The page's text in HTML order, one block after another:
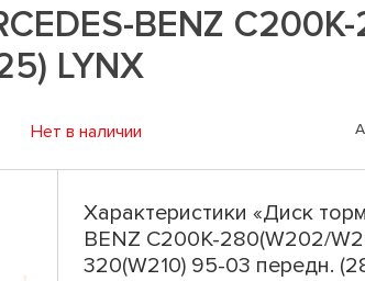
BENZ
LYNX
Нет в наличии
Характеристики «Диск
BENZ C200K-280(W202/
320(W210) 95-03 передн.